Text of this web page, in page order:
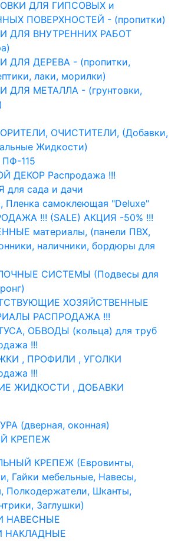
ДЛЯ ГИПСОВЫХ и
ПОВЕРХНОСТЕЙ - (пропитки)
ДЛЯ ВНУТРЕННИХ РАБОТ
ДЛЯ ДЕРЕВА - (пропитки,
лаки, морилки)
ДЛЯ МЕТАЛЛА - (грунтовки,
ОЧИСТИТЕЛИ, (Добавки,
Жидкости)
115
ДЕКОР Распродажа !!!
сада и дачи
Пленка самоклеющая "Deluxe"
!!! (SALE) АКЦИЯ -50% !!!
материалы, (панели ПВХ,
наличники, бордюры для
СИСТЕМЫ (Подвесы для
ХОЗЯЙСТВЕННЫЕ
РАСПРОДАЖА !!!
ОБВОДЫ (кольца) для труб
!!!
, ПРОФИЛИ , УГОЛКИ
!!!
ЖИДКОСТИ , ДОБАВКИ
(дверная, оконная)
КРЕПЕЖ
КРЕПЕЖ (Евровинты,
Гайки мебельные, Навесы,
Полкодержатели, Шканты,
Заглушки)
НАВЕСНЫЕ
НАКЛАДНЫЕ